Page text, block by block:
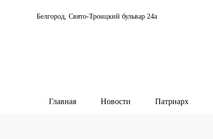
Белгород, Свято-Троицкий бульвар 24а
Главная Новости Патриарх